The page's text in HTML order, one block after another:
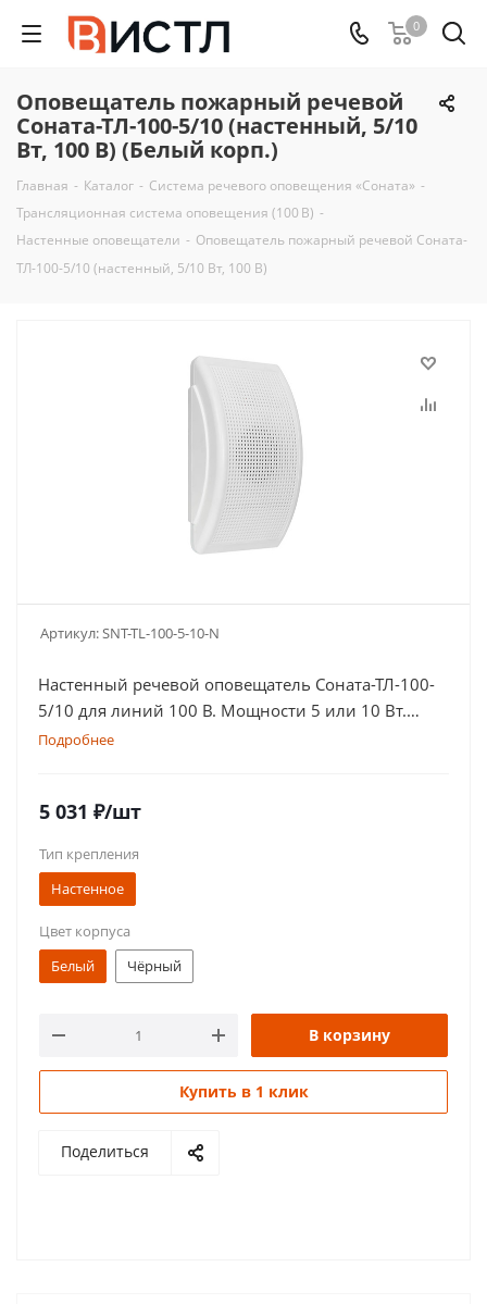
0
Оповещатель пожарный речевой
Соната-ТЛ-100-5/10 (настенный, 5/10
Вт, 100 В) (Белый корп.)
Главная - Каталог - Система речевого оповещения «Соната» -
Трансляционная система оповещения (100 В) -
Настенные оповещатели - Оповещатель пожарный речевой Соната-
ТЛ-100-5/10 (настенный, 5/10 Вт, 100 В)
Артикул:SNT-TL-100-5-10-N
Настенный речевой оповещатель Соната-ТЛ-100-
5/10 для линий 100 В. Мощности 5 или 10 Вт.
Компактный корпус в белом или черном цвете
Подробнее
5 031 ₽/шт
Тип крепления
Настенное
Цвет корпуса
Белый
Чёрный
В корзину
Купить в 1 клик
Поделиться